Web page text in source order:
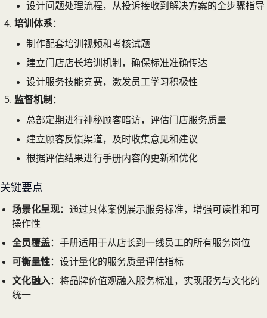
设计问题处理流程，从投诉接收到解决方案的全步骤指导
培训体系：
制作配套培训视频和考核试题
建立门店店长培训机制，确保标准准确传达
设计服务技能竞赛，激发员工学习积极性
监督机制 ：
总部定期进行神秘顾客暗访，评估门店服务质量
建立顾客反馈渠道，及时收集意见和建议
根据评估结果进行手册内容的更新和优化
关键要点
场景化呈现：通过具体案例展示服务标准，增强可读性和可
操作性
全员覆盖：手册适用于从店长到一线员工的所有服务岗位
可衡量性：设计量化的服务质量评估指标
文化融入：将品牌价值观融入服务标准，实现服务与文化的
统一